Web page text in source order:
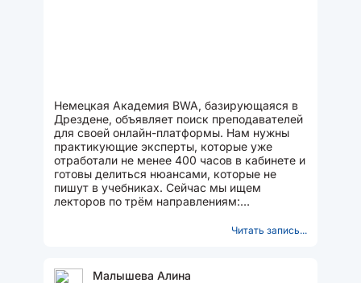
Немецкая Академия BWA, базирующаяся в
Дрездене, объявляет поиск преподавателей
для своей онлайн-платформы. Нам нужны
практикующие эксперты, которые уже
отработали не менее 400 часов в кабинете и
готовы делиться нюансами, которые не
пишут в учебниках. Сейчас мы ищем
лекторов по трём направлениям:
Читать запись...
Малышева Алина